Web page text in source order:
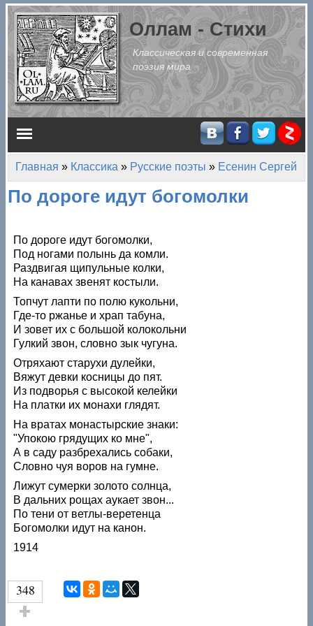
Перейти к основному содержанию
Оллам - Стихи
Классическая и современная
поэзия мира
Главное меню
Вы здесь
Главная » Классика » Русские поэты » Есенин Сергей
По дороге идут богомолки
По дороге идут богомолки,
Под ногами полынь да комли.
Раздвигая щипульные колки,
На канавах звенят костыли.
Топчут лапти по полю кукольни,
Где-то ржанье и храп табуна,
И зовет их с большой колокольни
Гулкий звон, словно зык чугуна.
Отряхают старухи дулейки,
Вяжут девки косницы до пят.
Из подворья с высокой келейки
На платки их монахи глядят.
На вратах монастырские знаки:
"Упокою грядущих ко мне",
А в саду разбрехались собаки,
Словно чуя воров на гумне.
Лижут сумерки золото солнца,
В дальних рощах аукает звон...
По тени от ветлы-веретенца
Богомолки идут на канон.
1914
348